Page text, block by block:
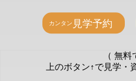
（ 無料
上のボタン↑で見学・